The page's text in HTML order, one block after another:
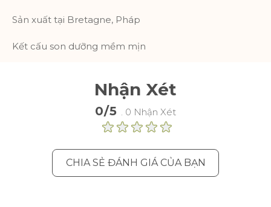
Sản xuất tại Bretagne, Pháp
Kết cấu son dưỡng mềm mịn
Nhận Xét
0/5 . 0 Nhận Xét
CHIA SẺ ĐÁNH GIÁ CỦA BẠN